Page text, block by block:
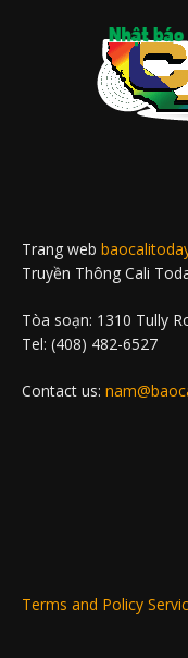
Trang web
Truyền Thông Cali
Tòa soạn: 1310 Tully
Tel: (408) 482-6527
Contact us:
Terms and Policy